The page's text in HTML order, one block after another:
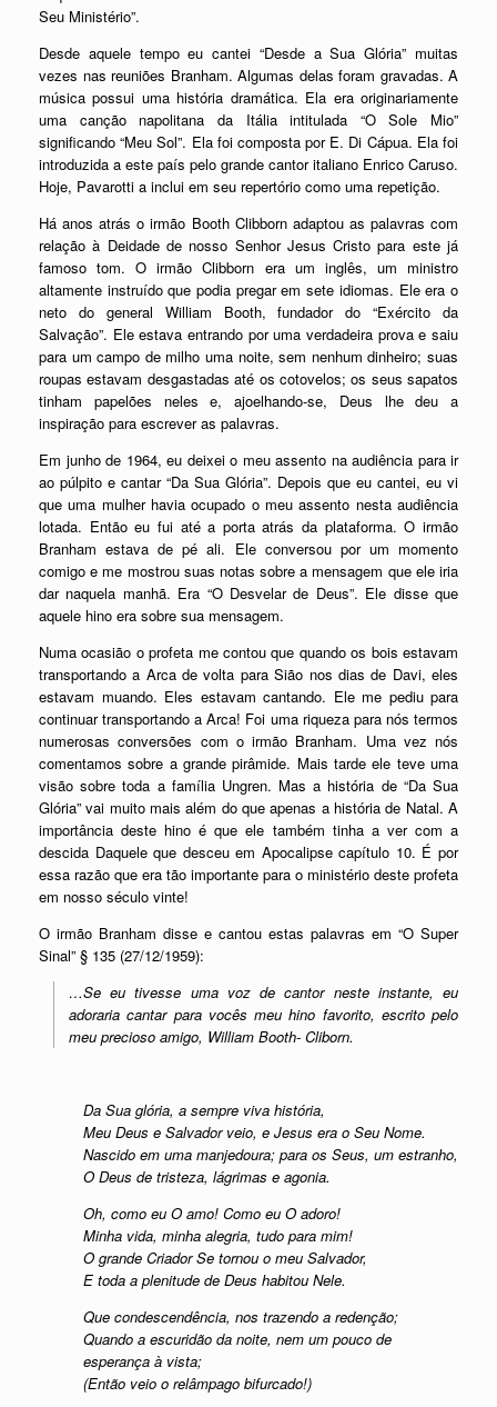
Seu Ministério”.
Desde aquele tempo eu cantei “Desde a Sua Glória” muitas
vezes nas reuniões Branham. Algumas delas foram gravadas. A
música possui uma história dramática. Ela era originariamente
uma canção napolitana da Itália intitulada “O Sole Mio”
significando “Meu Sol”. Ela foi composta por E. Di Cápua. Ela foi
introduzida a este país pelo grande cantor italiano Enrico Caruso.
Hoje, Pavarotti a inclui em seu repertório como uma repetição.
Há anos atrás o irmão Booth Clibborn adaptou as palavras com
relação à Deidade de nosso Senhor Jesus Cristo para este já
famoso tom. O irmão Clibborn era um inglês, um ministro
altamente instruído que podia pregar em sete idiomas. Ele era o
neto do general William Booth, fundador do “Exército da
Salvação”. Ele estava entrando por uma verdadeira prova e saiu
para um campo de milho uma noite, sem nenhum dinheiro; suas
roupas estavam desgastadas até os cotovelos; os seus sapatos
tinham papelões neles e, ajoelhando-se, Deus lhe deu a
inspiração para escrever as palavras.
Em junho de 1964, eu deixei o meu assento na audiência para ir
ao púlpito e cantar “Da Sua Glória”. Depois que eu cantei, eu vi
que uma mulher havia ocupado o meu assento nesta audiência
lotada. Então eu fui até a porta atrás da plataforma. O irmão
Branham estava de pé ali. Ele conversou por um momento
comigo e me mostrou suas notas sobre a mensagem que ele iria
dar naquela manhã. Era “O Desvelar de Deus”. Ele disse que
aquele hino era sobre sua mensagem.
Numa ocasião o profeta me contou que quando os bois estavam
transportando a Arca de volta para Sião nos dias de Davi, eles
estavam muando. Eles estavam cantando. Ele me pediu para
continuar transportando a Arca! Foi uma riqueza para nós termos
numerosas conversões com o irmão Branham. Uma vez nós
comentamos sobre a grande pirâmide. Mais tarde ele teve uma
visão sobre toda a família Ungren. Mas a história de “Da Sua
Glória” vai muito mais além do que apenas a história de Natal. A
importância deste hino é que ele também tinha a ver com a
descida Daquele que desceu em Apocalipse capítulo 10. É por
essa razão que era tão importante para o ministério deste profeta
em nosso século vinte!
O irmão Branham disse e cantou estas palavras em “O Super
Sinal” § 135 (27/12/1959):
…Se eu tivesse uma voz de cantor neste instante, eu
adoraria cantar para vocês meu hino favorito, escrito pelo
meu precioso amigo, William Booth- Cliborn.
Da Sua glória, a sempre viva história,
Meu Deus e Salvador veio, e Jesus era o Seu Nome.
Nascido em uma manjedoura; para os Seus, um estranho,
O Deus de tristeza, lágrimas e agonia.
Oh, como eu O amo! Como eu O adoro!
Minha vida, minha alegria, tudo para mim!
O grande Criador Se tornou o meu Salvador,
E toda a plenitude de Deus habitou Nele.
Que condescendência, nos trazendo a redenção;
Quando a escuridão da noite, nem um pouco de
esperança à vista;
(Então veio o relâmpago bifurcado!)